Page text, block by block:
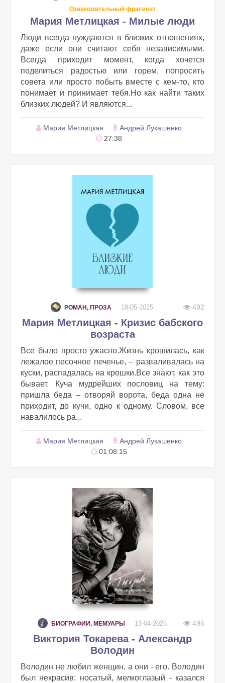
Ознакомительный фрагмент
Мария Метлицкая - Милые люди
Люди всегда нуждаются в близких отношениях,
даже если они считают себя независимыми.
Всегда приходит момент, когда хочется
поделиться радостью или горем, попросить
совета или просто побыть вместе с кем-то, кто
понимает и принимает тебя.Но как найти таких
близких людей? И являются...
Мария Метлицкая
Андрей Лукашенко
27:38
РОМАН, ПРОЗА 18-05-2025 492
Мария Метлицкая - Кризис бабского
возраста
Все было просто ужасно.Жизнь крошилась, как
лежалое песочное печенье, – разваливалась на
куски, распадалась на крошки.Все знают, как это
бывает. Куча мудрейших пословиц на тему:
пришла беда – отворяй ворота, беда одна не
приходит, до кучи, одно к одному. Словом, все
навалилось ра...
Мария Метлицкая
Андрей Лукашенко
01:08:15
БИОГРАФИИ, МЕМУАРЫ 13-04-2025 495
Виктория Токарева - Александр
Володин
Володин не любил женщин, а они - его. Володин
был некрасив: носатый, мелкоглазый - казался